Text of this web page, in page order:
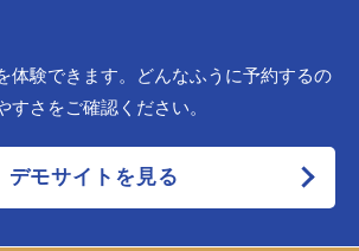
体験できます。どんなふうに予約するの
すさをご確認ください。
デモサイトを見る